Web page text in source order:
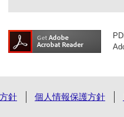
針 個人情報保護方針